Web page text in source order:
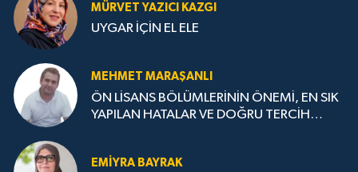
MÜRVET YAZICI KAZGI
UYGAR İÇİN EL ELE
MEHMET MARAŞANLI
ÖN LİSANS BÖLÜMLERİNİN ÖNEMİ, EN SIK
YAPILAN HATALAR VE DOĞRU TERCİH
EMIYRA BAYRAK